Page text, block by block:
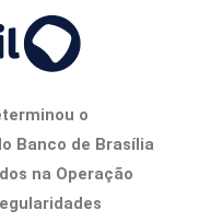
o
Banco de Brasília
na Operação